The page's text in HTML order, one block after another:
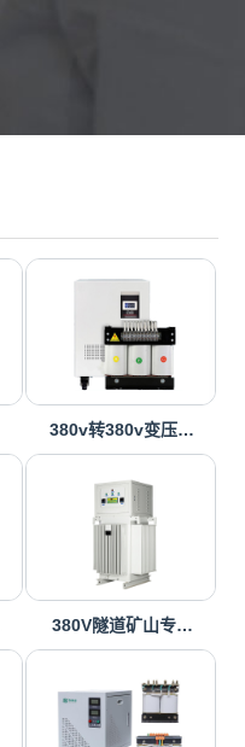
380v转380v变压…
380V隧道矿山专…